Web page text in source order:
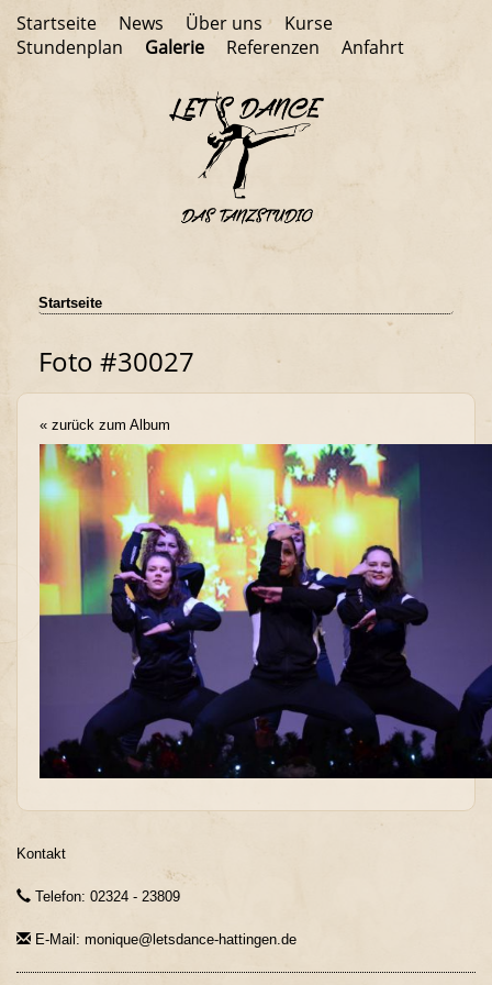
Startseite News Über uns
Kurse
Stundenplan
Galerie Referenzen Anfahrt
Startseite
Foto #30027
« zurück zum Album
Kontakt
Telefon: 02324 - 23809
E-Mail: monique@letsdance-hattingen.de